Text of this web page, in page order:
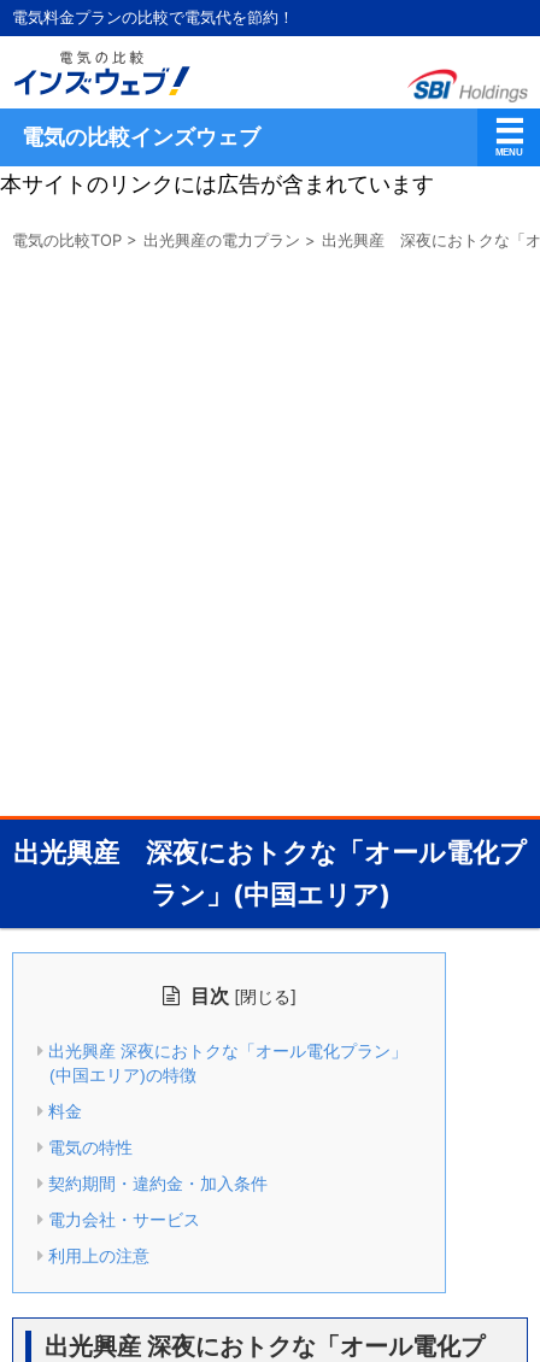
電気料金プランの比較で電気代を節約！
電気の比較インズウェブ
本サイトのリンクには広告が含まれています
電気の比較TOP > 出光興産の電力プラン > 出光興産 深夜におトクな「
出光興産 深夜におトクな「オール電化プ
ラン」(中国エリア)
目次 [閉じる]
出光興産 深夜におトクな「オール電化プラン」
(中国エリア)の特徴
料金
電気の特性
契約期間・違約金・加入条件
電力会社・サービス
利用上の注意
出光興産 深夜におトクな「オール電化プ